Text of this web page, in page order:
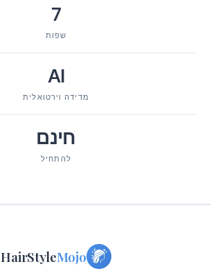
7
שפות
AI
מדידה וירטואלית
חינם
להתחיל
HairStyleMojo